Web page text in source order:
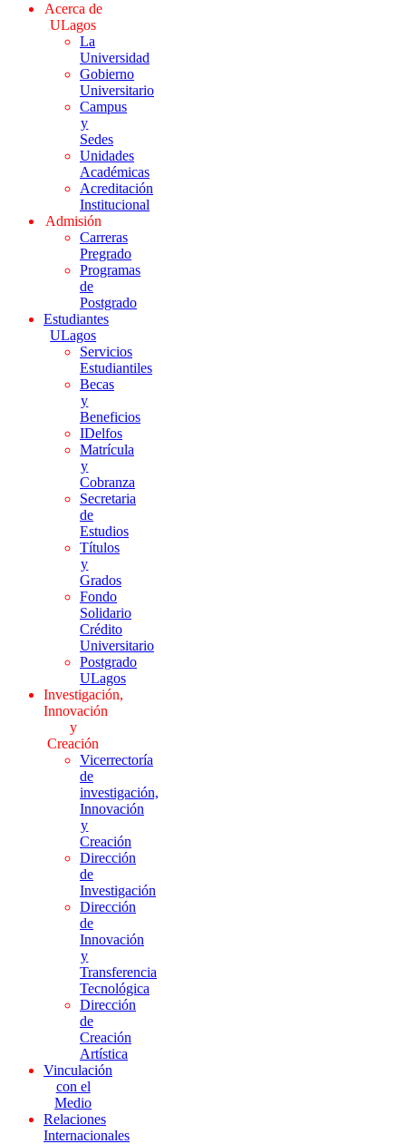
Acerca de
ULagos
La
Universidad
Gobierno
Universitario
Campus
y
Sedes
Unidades
Académicas
Acreditación
Institucional
Admisión
Carreras
Pregrado
Programas
de
Postgrado
Estudiantes
ULagos
Servicios
Estudiantiles
Becas
y
Beneficios
IDelfos
Matrícula
y
Cobranza
Secretaria
de
Estudios
Títulos
y
Grados
Fondo
Solidario
Crédito
Universitario
Postgrado
ULagos
Investigación,
Innovación
y
Creación
Vicerrectoría
de
investigación,
Innovación
y
Creación
Dirección
de
Investigación
Dirección
de
Innovación
y
Transferencia
Tecnológica
Dirección
de
Creación
Artística
Vinculación
con el
Medio
Relaciones
Internacionales